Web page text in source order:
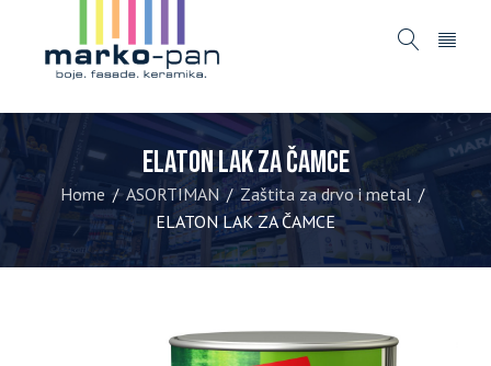
ELATON LAK ZA ČAMCE
Home / ASORTIMAN / Zaštita za drvo i metal /
ELATON LAK ZA ČAMCE